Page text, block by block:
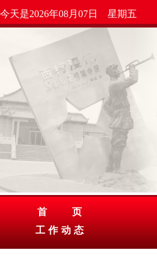
今天是2026年08月07日 星期五
首 页
工作动态